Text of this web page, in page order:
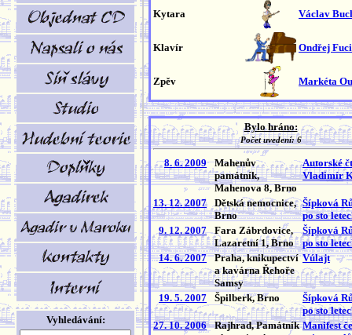
Vyhledávání:
Kytara Václav
Klavír Ondřej
Zpěv Markéta
Bylo hráno:
Počet uvedení: 6
8. 6. 2009
Mahenův
památník,
Mahenova 8, Brno
Autorské
Vladimír
13. 12. 2007
Dětská nemocnice,
Brno
Šípková
po sto
9. 12. 2007
Fara Zábrdovice,
Lazaretní 1, Brno
Šípková
po sto
14. 6. 2007
Praha, knikupectví
a kavárna Řehoře
Samsy
Vúlajt
19. 5. 2007 Špilberk, Brno
Šípková
po sto
27. 10. 2006
Rajhrad, Památník Manifest